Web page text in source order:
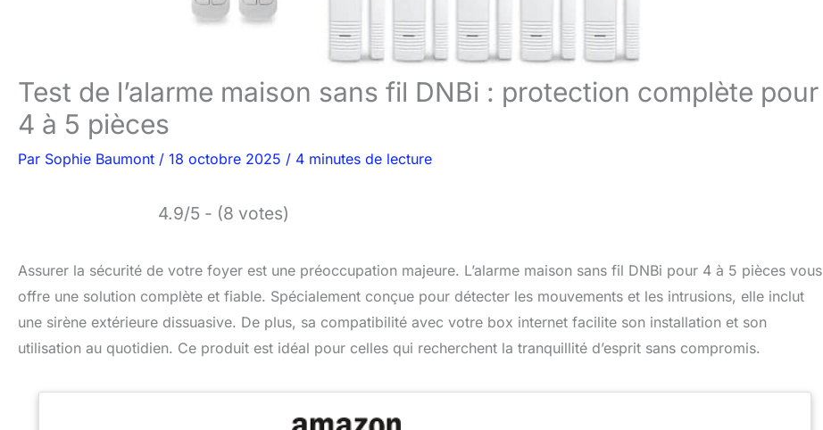
Test de l’alarme maison sans fil DNBi : protection complète pour
4 à 5 pièces
Par Sophie Baumont / 18 octobre 2025 / 4 minutes de lecture
4.9/5 - (8 votes)
Assurer la sécurité de votre foyer est une préoccupation majeure. L’alarme maison sans fil DNBi pour 4 à 5 pièces vous
offre une solution complète et fiable. Spécialement conçue pour détecter les mouvements et les intrusions, elle inclut
une sirène extérieure dissuasive. De plus, sa compatibilité avec votre box internet facilite son installation et son
utilisation au quotidien. Ce produit est idéal pour celles qui recherchent la tranquillité d’esprit sans compromis.